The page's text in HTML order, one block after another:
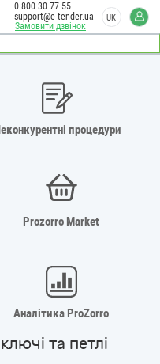
Замовити дзвінок
0 800 30 77 55
support@e-tender.ua
UK
процедури
Prozorro Market
Аналітика ProZorro
та петлі